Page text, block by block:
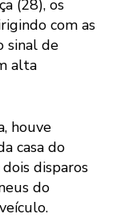
(28), os
com as
sinal de
alta
houve
casa do
disparos
do